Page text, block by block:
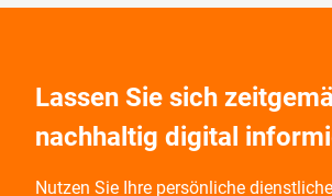
Lassen Sie sich
nachhaltig digital
Nutzen Sie Ihre persönliche